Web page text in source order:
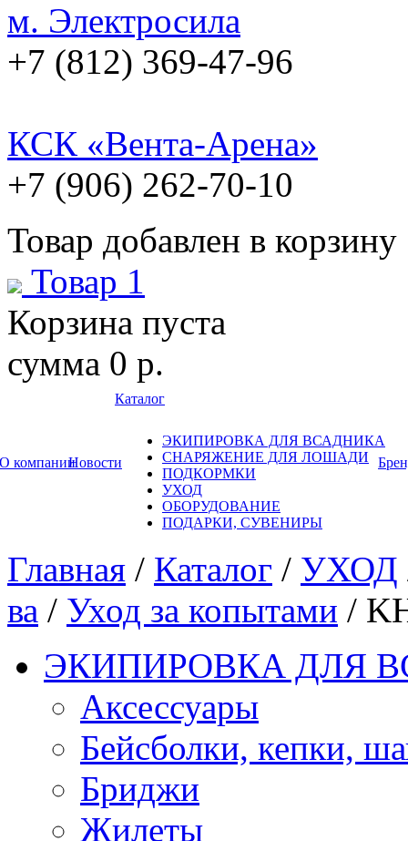
м. Электросила
+7 (812) 369-47-96
КСК «Вента-Арена»
+7 (906) 262-70-10
Товар добавлен в корзину
Товар 1
Корзина пуста
сумма 0 р.
О компанииНовости
Каталог
ЭКИПИРОВКА ДЛЯ ВСАДНИКА
СНАРЯЖЕНИЕ ДЛЯ ЛОШАДИ
ПОДКОРМКИ
УХОД
ОБОРУДОВАНИЕ
ПОДАРКИ, СУВЕНИРЫ
Главная / Каталог / УХОД
ва / Уход за копытами /
ЭКИПИРОВКА ДЛЯ
Аксессуары
Бейсболки, кепки,
Бриджи
Жилеты